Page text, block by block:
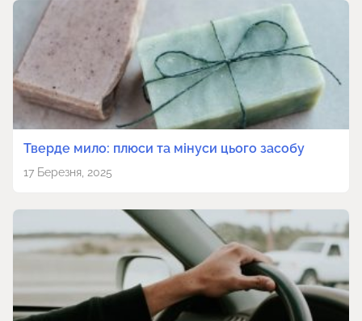
Тверде мило: плюси та мінуси цього засобу
17 Березня, 2025